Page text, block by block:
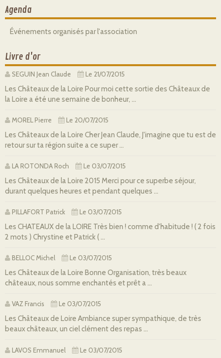
Agenda
Événements organisés par l'association
Livre d'or
SEGUIN Jean Claude Le 21/07/2015
Les Châteaux de la Loire Pour moi cette sortie des Châteaux de
la Loire a été une semaine de bonheur, ...
MOREL Pierre Le 20/07/2015
Les Châteaux de la Loire Cher Jean Claude, J'imagine que tu est de
retour sur ta région suite a ce super ...
LA ROTONDA Roch Le 03/07/2015
Les Châteaux de la Loire 2015 Merci pour ce superbe séjour,
durant quelques heures et pendant quelques ...
PILLAFORT Patrick Le 03/07/2015
Les CHATEAUX de la LOIRE Très bien ! comme d'habitude ! ( 2 fois
2 mots ) Chrystine et Patrick ( ...
BELLOC Michel Le 03/07/2015
Les Châteaux de la Loire Bonne Organisation, très beaux
châteaux, nous somme enchantés et prêt a ...
VAZ Francis Le 03/07/2015
Les Châteaux de Loire Ambiance super sympathique, de très
beaux châteaux, un ciel clément des repas ...
LAVOS Emmanuel Le 03/07/2015